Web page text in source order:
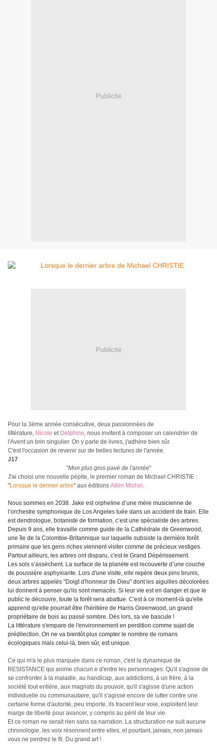
Publicité
Publicité
Pour la 3ème année consécutive, deux passionnées de
littérature, Nicole et Delphine, nous invitent à composer un calendrier de
l'Avent un brin singulier. On y parle de livres, j'adhère bien sûr.
C'est l'occasion de revenir sur de belles lectures de l'année.
J17
"Mon plus gros pavé de l'année"
J'ai choisi une nouvelle pépite, le premier roman de Michael CHRISTIE :
"Lorsque le dernier arbre" aux éditions Albin Michel .
Nous sommes en 2038. Jake est orpheline d’une mère musicienne de
l’orchestre symphonique de Los Angeles tuée dans un accident de train. Elle
est dendrologue, botaniste de formation, c’est une spécialiste des arbres.
Depuis 9 ans, elle travaille comme guide de la Cathédrale de Greenwood,
une île de la Colombie-Britannique sur laquelle subsiste la dernière forêt
primaire que les gens riches viennent visiter comme de précieux vestiges.
Partout ailleurs, les arbres ont disparu, c'est le Grand Dépérissement.
Les sols s’assèchent. La surface de la planète est recouverte d’une couche
de poussière asphyxiante. Lors d'une visite, elle repère deux pins brunis,
deux arbres appelés "Doigt d'honneur de Dieu" dont les aiguilles décolorées
lui donnent à penser qu'ils sont menacés. Si leur vie est en danger et que le
public le découvre, toute la forêt sera abattue. C'est à ce moment-là qu'elle
apprend qu'elle pourrait être l'héritière de Harris Greenwood, un grand
propriétaire de bois au passé sombre. Dès lors, sa vie bascule !
La littérature s'empare de l'environnement en perdition comme sujet de
prédilection. On ne va bientôt plus compter le nombre de romans
écologiques mais celui-là, bien sûr, est unique.
Ce qui m'a le plus marquée dans ce roman, c'est la dynamique de
RESISTANCE qui anime chacun.e d'entre les personnages. Qu'il s'agisse de
se confronter à la maladie, au handicap, aux addictions, à un frère, à la
société tout entière, aux magnats du pouvoir, qu'il s'agisse d'une action
individuelle ou communautaire, qu'il s'agisse encore de lutter contre une
certaine forme d'autorité, peu importe, ils tracent leur voie, exploitent leur
marge de liberté pour avancer, y compris au péril de leur vie.
Et ce roman ne serait rien sans sa narration. La structuration ne suit aucune
chronologie, les voix résonnent entre elles, et pourtant, jamais, non jamais
vous ne perdrez le fil. Du grand art !